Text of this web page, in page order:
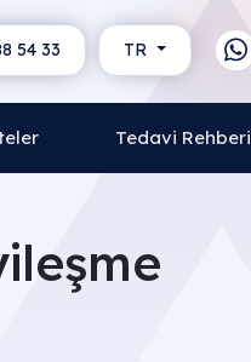
TR
54 33
Tedavi Rehberi